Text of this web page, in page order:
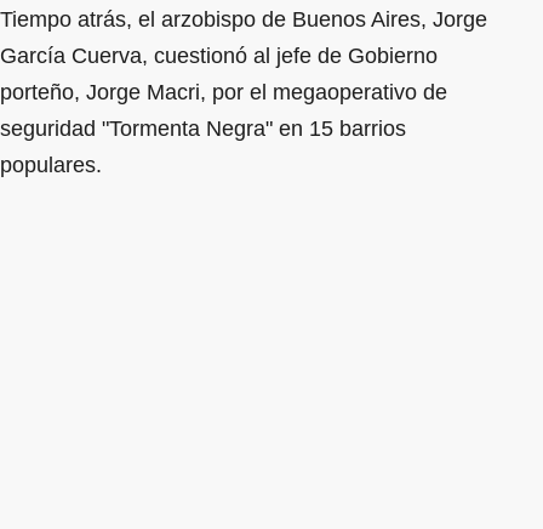
Tiempo atrás, el arzobispo de Buenos Aires, Jorge
García Cuerva, cuestionó al jefe de Gobierno
porteño, Jorge Macri, por el megaoperativo de
seguridad "Tormenta Negra" en 15 barrios
populares.